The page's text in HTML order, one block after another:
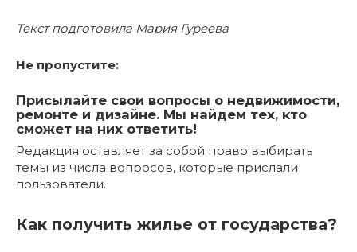
Текст подготовила Мария Гуреева
Не пропустите:
Присылайте свои вопросы о недвижимости,
ремонте и дизайне. Мы найдем тех, кто
сможет на них ответить!
Редакция оставляет за собой право выбирать
темы из числа вопросов, которые прислали
пользователи.
Как получить жилье от государства?